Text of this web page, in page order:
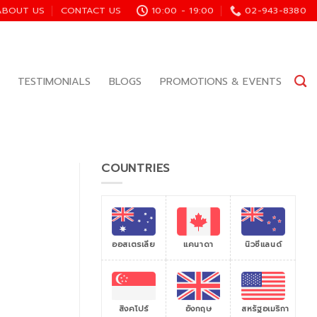
US CONTACT US 10:00 - 19:00 02-943-8380
TESTIMONIALS BLOGS PROMOTIONS & EVENTS
COUNTRIES
ออสเตรเลีย แคนาดา นิวซีแลนด์
สิงคโปร์ อังกฤษ สหรัฐอเมริกา